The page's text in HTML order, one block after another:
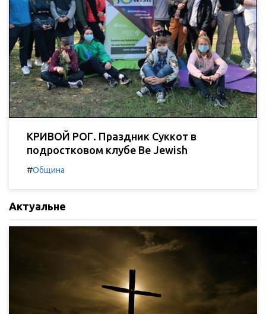
КРИВОЙ РОГ. Праздник Суккот в
подростковом клубе Be Jewish
#Община
Актуальне